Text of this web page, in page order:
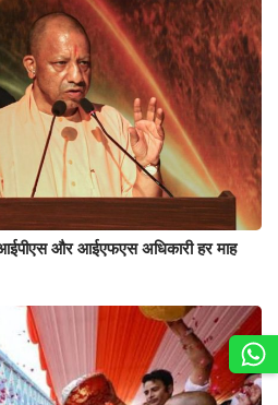
और आईएफएस अधिकारी हर माह